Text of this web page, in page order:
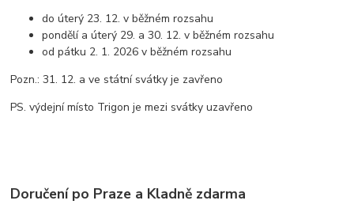
do úterý 23. 12. v běžném rozsahu
pondělí a úterý 29. a 30. 12. v běžném rozsahu
od pátku 2. 1. 2026 v běžném rozsahu
Pozn.: 31. 12. a ve státní svátky je zavřeno
PS. výdejní místo Trigon je mezi svátky uzavřeno
Doručení po Praze a Kladně zdarma